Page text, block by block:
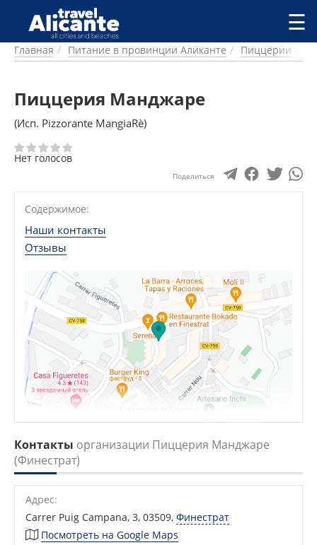
Перейти к основному содержанию
ГОРОДА
ПИТАНИЕ
ПРОЖИВАНИЕ
ПЛЯЖИ
ДОСТОПРИМЕЧАТЕЛЬНОСТИ
КЕМПИНГ
ПРЕДЛОЖЕНИЯ
СТАТЬИ
УСЛУГИ
☰
Главная Питание в провинции Аликанте Пиццерии
Пиццерия Манджаре
(Исп. Pizzorante MangiaRè)
Нет голосов
Поделиться
Содержимое:
Наши контакты
Отзывы
Контакты организации Пиццерия Манджаре
(Финестрат)
Адрес:
Carrer Puig Campana, 3, 03509, Финестрат
Посмотреть на Google Maps